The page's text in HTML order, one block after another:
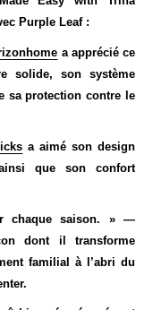
Purple Leaf :
a apprécié ce
solide, son système
sa protection contre le
a aimé son design
que son confort
chaque saison. » —
dont il transforme
familial à l’abri du